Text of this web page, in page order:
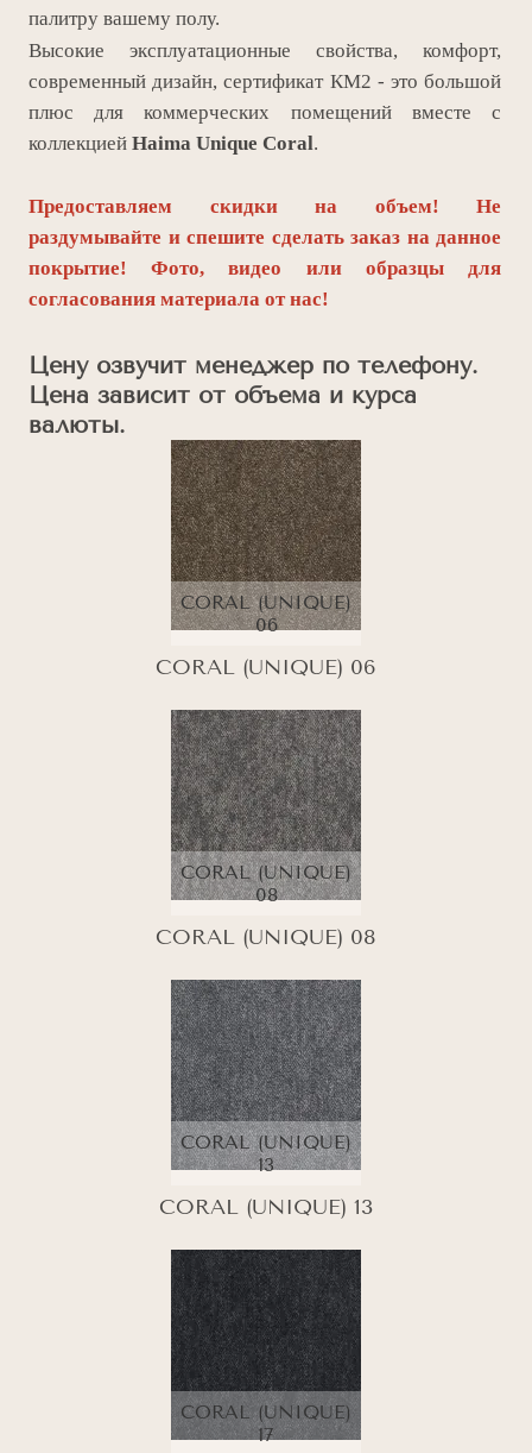
палитру вашему полу.
Высокие эксплуатационные свойства, комфорт,
современный дизайн, сертификат КМ2 - это большой
плюс для коммерческих помещений вместе с
коллекцией Haima Unique Coral.
Предоставляем скидки на объем! Не
раздумывайте и спешите сделать заказ на данное
покрытие! Фото, видео или образцы для
согласования материала от нас!
Цену озвучит менеджер по телефону.
Цена зависит от объема и курса
валюты.
CORAL (UNIQUE)
06
CORAL (UNIQUE) 06
CORAL (UNIQUE)
08
CORAL (UNIQUE) 08
CORAL (UNIQUE)
13
CORAL (UNIQUE) 13
CORAL (UNIQUE)
17